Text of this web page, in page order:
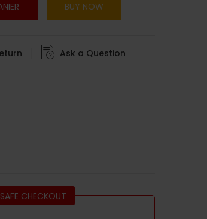
BUY NOW
Ask a Question
CHECKOUT